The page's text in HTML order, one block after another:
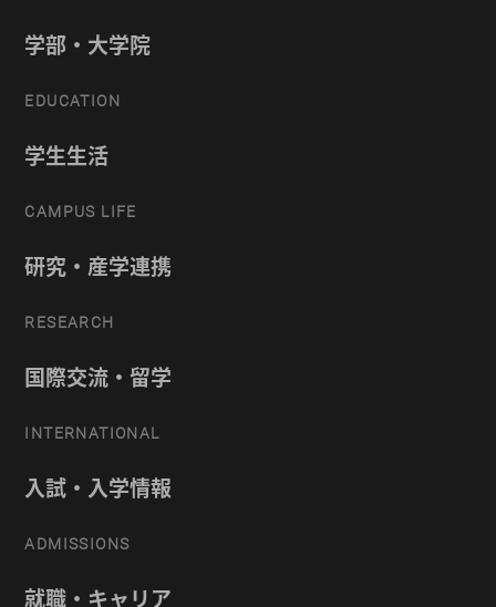
学部・大学院
EDUCATION
学生生活
CAMPUS LIFE
研究・産学連携
RESEARCH
国際交流・留学
INTERNATIONAL
入試・入学情報
ADMISSIONS
就職・キャリア